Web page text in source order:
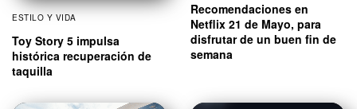
ESTILO Y VIDA
Toy Story 5 impulsa
histórica recuperación de
taquilla
Recomendaciones en
Netflix 21 de Mayo, para
disfrutar de un buen fin de
semana